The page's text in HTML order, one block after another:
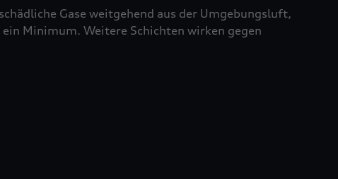
Gase weitgehend aus der Umgebungsluft,
Minimum. Weitere Schichten wirken gegen